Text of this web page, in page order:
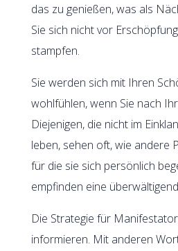
das zu genießen, was als
Sie sich nicht vor
stampfen.
Sie werden sich mit Ihren
wohlfühlen, wenn Sie nach
Diejenigen, die nicht im
leben, sehen oft, wie andere
für die sie sich persönlich
empfinden eine
Die Strategie für
informieren. Mit anderen